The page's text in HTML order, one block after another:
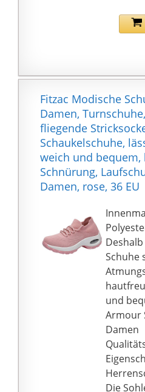
für eine
Mesh-
Dual-
ideale
Komfort
bei der
Fitzac Modische
Damen,
fliegende
Schaukelschuhe,
weich und bequem,
Schnürung,
Damen, rose, 36 EU
Schuhe
und
Armour
Damen
Die